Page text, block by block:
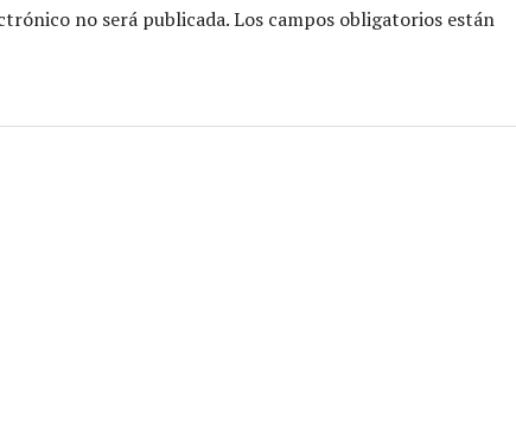
no será publicada.Los campos obligatorios están